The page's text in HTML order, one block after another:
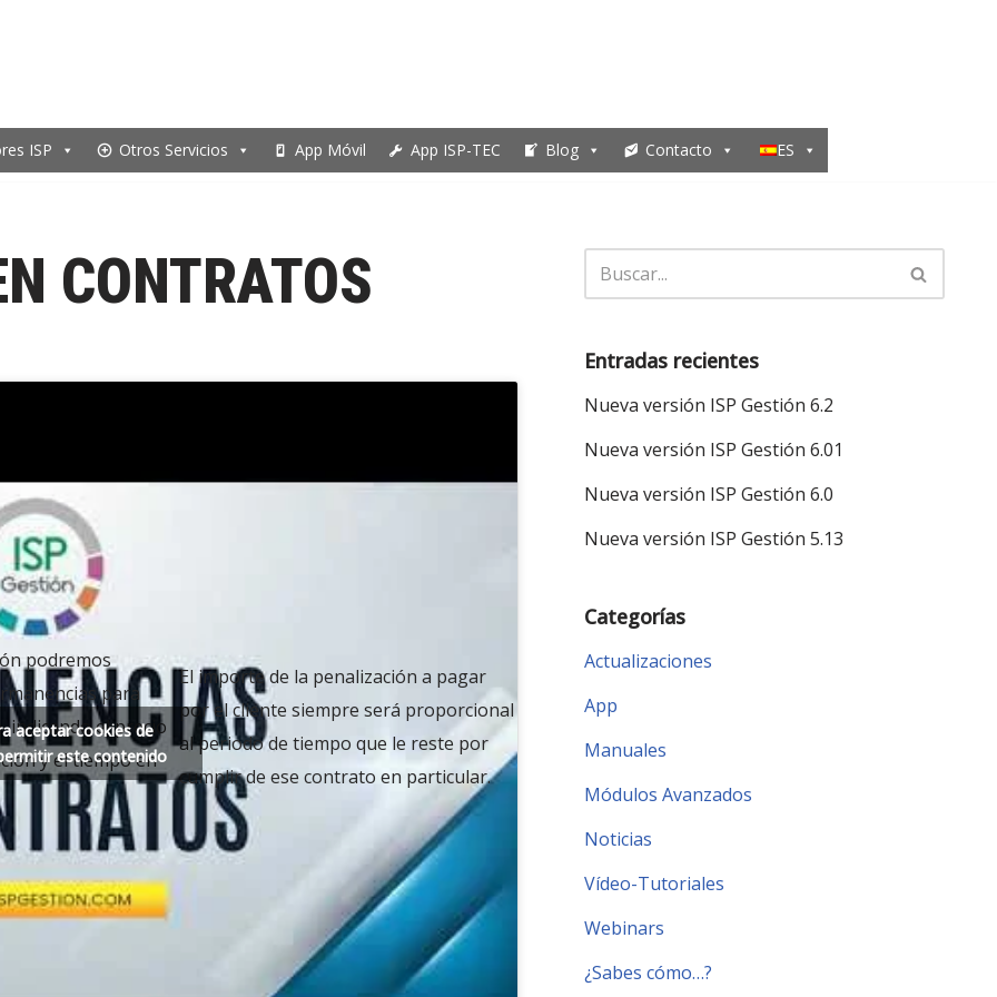
ISP Otros Servicios App Móvil App ISP-TEC Blog Contacto ES
CONTRATOS
podremos
para
indicando el precio
y el tiempo en
El importe de la penalización a pagar
por el cliente siempre será proporcional
al periodo de tiempo que le reste por
cumplir de ese contrato en particular.
aceptar cookies de
este contenido
Entradas recientes
Nueva versión ISP Gestión 6.2
Nueva versión ISP Gestión 6.01
Nueva versión ISP Gestión 6.0
Nueva versión ISP Gestión 5.13
Categorías
Actualizaciones
App
Manuales
Módulos Avanzados
Noticias
Vídeo-Tutoriales
Webinars
¿Sabes cómo…?